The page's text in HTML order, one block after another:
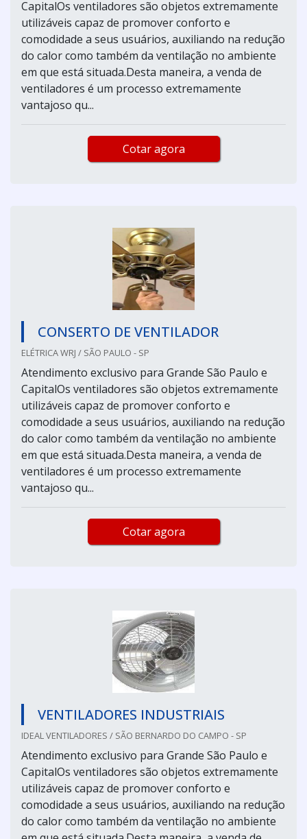
CapitalOs ventiladores são objetos extremamente
utilizáveis capaz de promover conforto e
comodidade a seus usuários, auxiliando na redução
do calor como também da ventilação no ambiente
em que está situada.Desta maneira, a venda de
ventiladores é um processo extremamente
vantajoso qu...
Cotar agora
CONSERTO DE VENTILADOR
ELÉTRICA WRJ / SÃO PAULO - SP
Atendimento exclusivo para Grande São Paulo e
CapitalOs ventiladores são objetos extremamente
utilizáveis capaz de promover conforto e
comodidade a seus usuários, auxiliando na redução
do calor como também da ventilação no ambiente
em que está situada.Desta maneira, a venda de
ventiladores é um processo extremamente
vantajoso qu...
Cotar agora
VENTILADORES INDUSTRIAIS
IDEAL VENTILADORES / SÃO BERNARDO DO CAMPO - SP
Atendimento exclusivo para Grande São Paulo e
CapitalOs ventiladores são objetos extremamente
utilizáveis capaz de promover conforto e
comodidade a seus usuários, auxiliando na redução
do calor como também da ventilação no ambiente